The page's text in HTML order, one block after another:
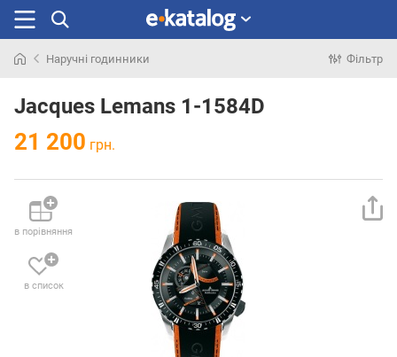
раніше
Наручні годинники Фільтр
Jacques Lemans 1-1584D
21 200 грн.
в порівняння
в список